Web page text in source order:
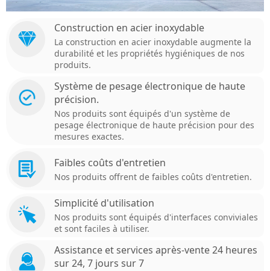
Construction en acier inoxydable
La construction en acier inoxydable augmente la
durabilité et les propriétés hygiéniques de nos
produits.
Système de pesage électronique de haute
précision.
Nos produits sont équipés d'un système de
pesage électronique de haute précision pour des
mesures exactes.
Faibles coûts d'entretien
Nos produits offrent de faibles coûts d'entretien.
Simplicité d'utilisation
Nos produits sont équipés d'interfaces conviviales
et sont faciles à utiliser.
Assistance et services après-vente 24 heures
sur 24, 7 jours sur 7